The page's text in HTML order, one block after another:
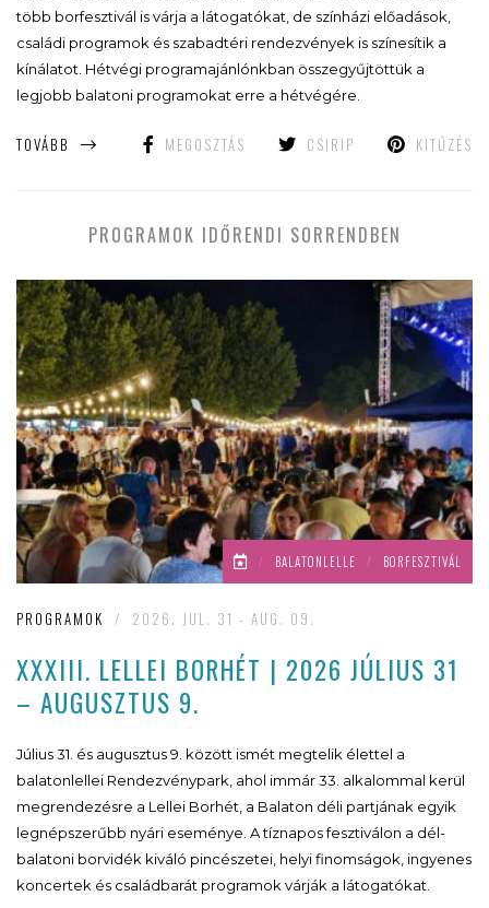
több borfesztivál is várja a látogatókat, de színházi előadások,
családi programok és szabadtéri rendezvények is színesítik a
kínálatot. Hétvégi programajánlónkban összegyűjtöttük a
legjobb balatoni programokat erre a hétvégére.
TOVÁBB KITŰZÉS
CSIRIP
MEGOSZTÁS
PROGRAMOK IDŐRENDI SORRENDBEN
/ BALATONLELLE / BORFESZTIVÁL
PROGRAMOK / 2026. JUL. 31 - AUG. 09.
XXXIII. LELLEI BORHÉT | 2026 JÚLIUS 31
– AUGUSZTUS 9.
Július 31. és augusztus 9. között ismét megtelik élettel a
balatonlellei Rendezvénypark, ahol immár 33. alkalommal kerül
megrendezésre a Lellei Borhét, a Balaton déli partjának egyik
legnépszerűbb nyári eseménye. A tíznapos fesztiválon a dél-
balatoni borvidék kiváló pincészetei, helyi finomságok, ingyenes
koncertek és családbarát programok várják a látogatókat.